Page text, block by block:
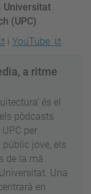
Universitat
(UPC).
i YouTube .
a ritme
és el
pòdcasts
per
jove, els
de la mà
Una
en